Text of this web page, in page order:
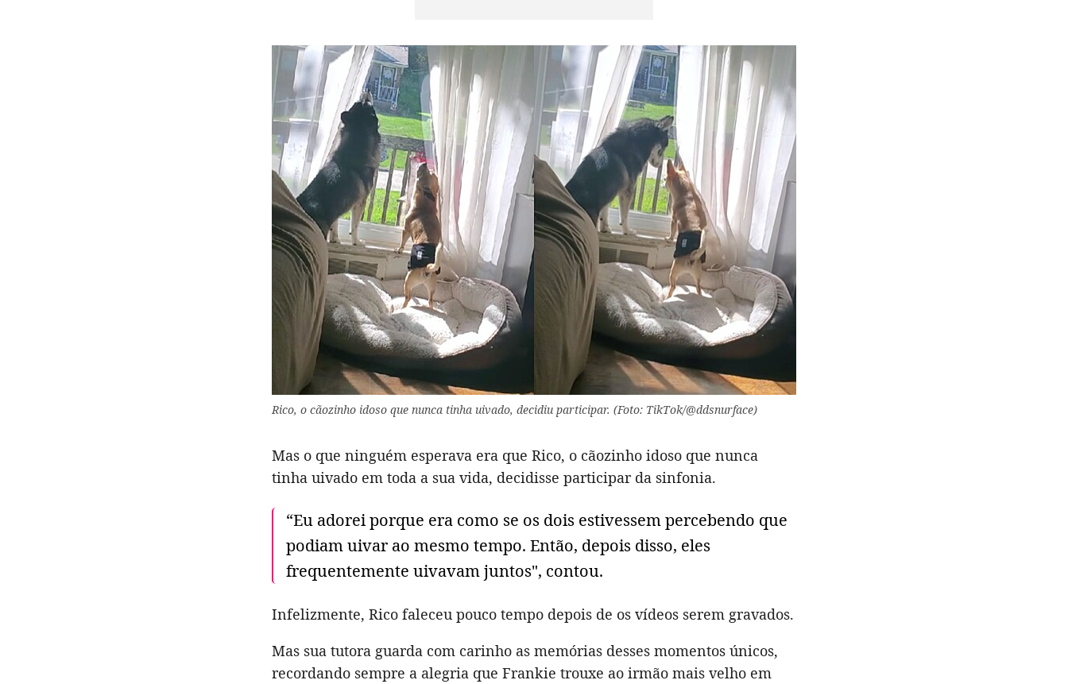
Rico, o cãozinho idoso que nunca tinha uivado, decidiu participar. (Foto: TikTok/@ddsnurface)
Mas o que ninguém esperava era que Rico, o cãozinho idoso que nunca
tinha uivado em toda a sua vida, decidisse participar da sinfonia.
“Eu adorei porque era como se os dois estivessem percebendo que
podiam uivar ao mesmo tempo. Então, depois disso, eles
frequentemente uivavam juntos", contou.
Infelizmente, Rico faleceu pouco tempo depois de os vídeos serem gravados.
Mas sua tutora guarda com carinho as memórias desses momentos únicos,
recordando sempre a alegria que Frankie trouxe ao irmão mais velho em